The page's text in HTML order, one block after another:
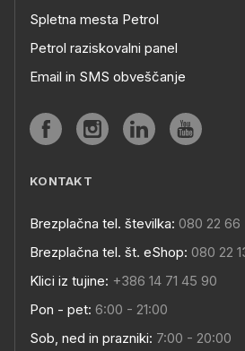
Spletna mesta Petrol
Petrol raziskovalni panel
Email in SMS obveščanje
KONTAKT
Brezplačna tel. številka: 080 22 66
Brezplačna tel. št. eShop: 080 22
Klici iz tujine: +386 14 71 45 90
Pon - pet: 6:00 - 21:00
Sob, ned in prazniki: 7:00 - 20:00